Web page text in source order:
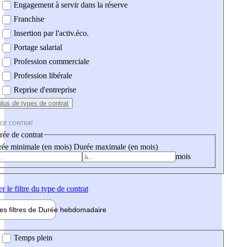
Engagement à servir dans la réserve
Franchise
Insertion par l'activ.éco.
Portage salarial
Profession commerciale
Profession libérale
Reprise d'entreprise
de types de contrat
CONTRAT
de contrat
minimale (en mois) Durée maximale (en mois)
mois
le filtre du type de contrat
filtres de Durée hebdomadaire
Temps plein